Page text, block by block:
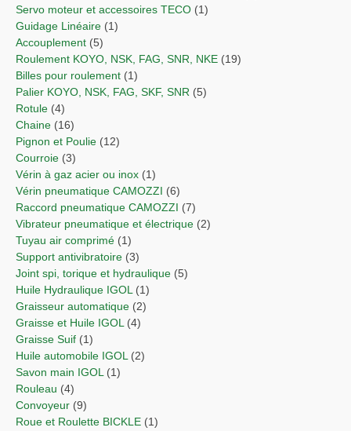
Servo moteur et accessoires TECO (1)
Guidage Linéaire (1)
Accouplement (5)
Roulement KOYO, NSK, FAG, SNR, NKE (19)
Billes pour roulement (1)
Palier KOYO, NSK, FAG, SKF, SNR (5)
Rotule (4)
Chaine (16)
Pignon et Poulie (12)
Courroie (3)
Vérin à gaz acier ou inox (1)
Vérin pneumatique CAMOZZI (6)
Raccord pneumatique CAMOZZI (7)
Vibrateur pneumatique et électrique (2)
Tuyau air comprimé (1)
Support antivibratoire (3)
Joint spi, torique et hydraulique (5)
Huile Hydraulique IGOL (1)
Graisseur automatique (2)
Graisse et Huile IGOL (4)
Graisse Suif (1)
Huile automobile IGOL (2)
Savon main IGOL (1)
Rouleau (4)
Convoyeur (9)
Roue et Roulette BICKLE (1)